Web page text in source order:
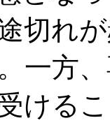
切れ
一方
ける